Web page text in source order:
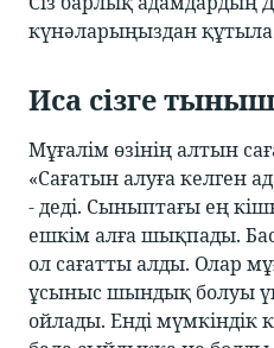
күнәларыңыздан құтыла
Иса сізге
Мұғалім өзінің алтын
«Сағатын алуға келген
- деді. Сыныптағы ең
ешкім алға шықпады.
ол сағатты алды. Олар
ұсыныс шындық болуы
ойлады. Енді мүмкіндік